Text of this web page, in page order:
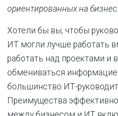
ориентированных на бизнес.
Хотели бы вы, чтобы
ИТ могли лучше работать
работать над проектами и
обмениваться
большинство ИТ-
Преимущества